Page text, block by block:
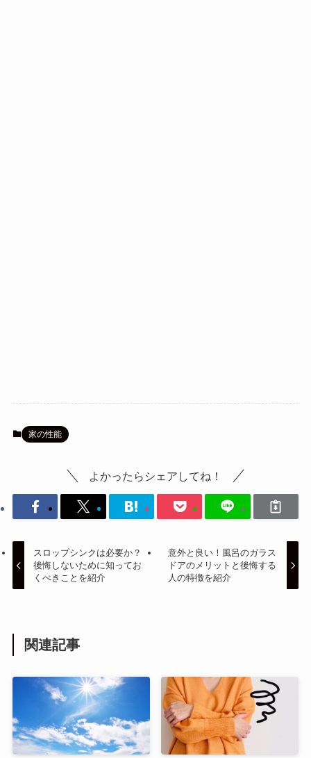
家の性能
よかったらシェアしてね！
スロップシンクは必要か？
後悔しないために知ってお
くべきことを紹介
意外と良い！風呂のガラス
ドアのメリットと後悔する
人の特徴を紹介
関連記事